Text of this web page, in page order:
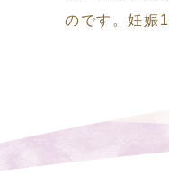
のです。妊娠